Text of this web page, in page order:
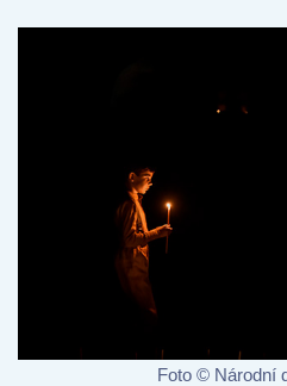
Foto © Národní